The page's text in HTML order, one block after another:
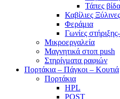
Τάπες
Καβίλιες Ξύλινες
Φεράμια
Γωνίες
Μικροεργαλεία
Μαγνητικά στοπ push
Στηρίγματα ραφιών
Πορτάκια – Πάγκοι – Κουτιά
Πορτάκια
HPL
POST